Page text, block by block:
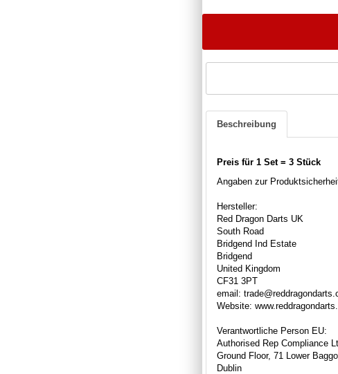
Beschreibung
Preis für 1 Set = 3 Stück
Angaben zur
Hersteller:
Red Dragon Darts UK
South Road
Bridgend Ind Estate
Bridgend
United Kingdom
CF31 3PT
email:
Website:
Verantwortliche Person EU:
Authorised Rep Compliance
Ground Floor, 71 Lower
Dublin